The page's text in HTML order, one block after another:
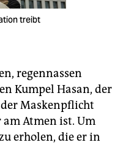
treibt
regennassen
Kumpel Hasan, der
Maskenpflicht
Atmen ist. Um
erholen, die er in